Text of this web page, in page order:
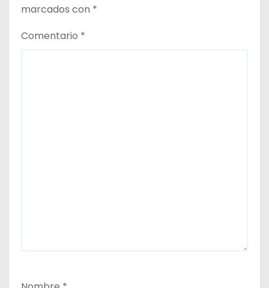
marcados con *
Comentario *